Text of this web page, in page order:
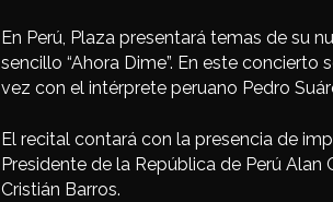
En Perú, Plaza presentará temas de su
sencillo “Ahora Dime”. En este
vez con el intérprete peruano Pedro
El recital contará con la presencia de
Presidente de la República de Perú
Cristián Barros.